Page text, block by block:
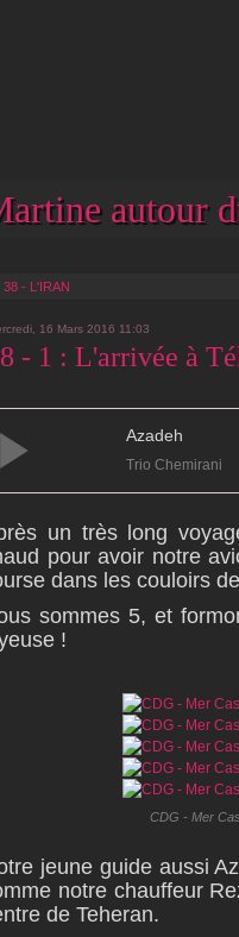
autour
- L'IRAN
16 Mars 2016 11:03
- 1 : L'arrivée à
Azadeh
Trio Chemirani
un très long
pour avoir notre
dans les couloirs
sommes 5, et
!
CDG - Mer
jeune guide aussi
notre chauffeur
de Teheran.